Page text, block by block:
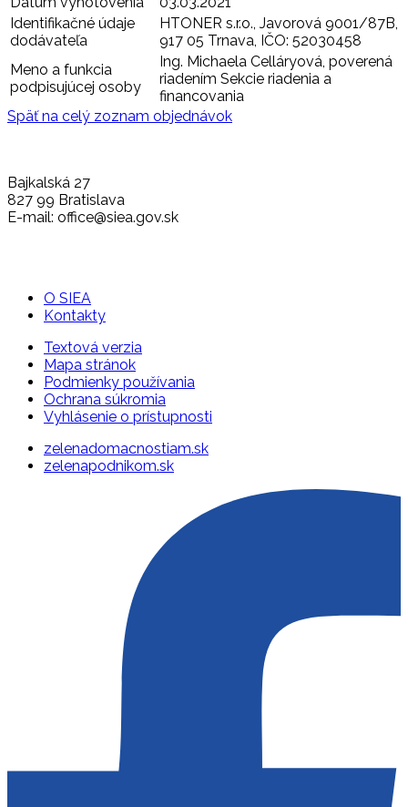
Identifikačné údaje
dodávateľa
HTONER s.r.o., Javorová 9001/87B,
917 05 Trnava, IČO: 52030458
Meno a funkcia
podpisujúcej osoby
Ing. Michaela Celláryová, poverená
riadením Sekcie riadenia a
financovania
Späť na celý zoznam objednávok
Bajkalská 27
827 99 Bratislava
E-mail: office@siea.gov.sk
O SIEA
Kontakty
Textová verzia
Mapa stránok
Podmienky používania
Ochrana súkromia
Vyhlásenie o prístupnosti
zelenadomacnostiam.sk
zelenapodnikom.sk